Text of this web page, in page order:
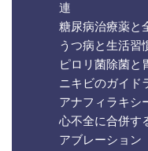
連
糖尿病治療薬と
うつ病と生活習
ピロリ菌除菌と
ニキビのガイド
アナフィラキシ
心不全に合併す
アブレーション